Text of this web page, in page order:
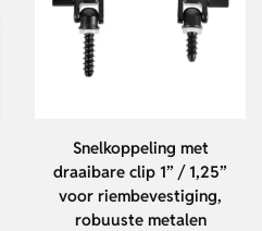
Snelkoppeling met
draaibare clip 1” / 1,25”
voor riembevestiging,
robuuste metalen